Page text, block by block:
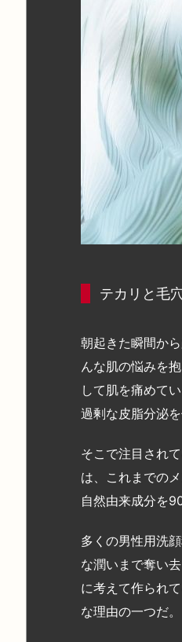
テカリと毛
朝起きた瞬間か
んな肌の悩みを
して肌を痛めて
過剰な皮脂分泌
そこで注目され
は、これまでの
自然由来成分を
多くの男性用洗
な潤いまで奪い
に考えて作られ
な理由の一つだ。